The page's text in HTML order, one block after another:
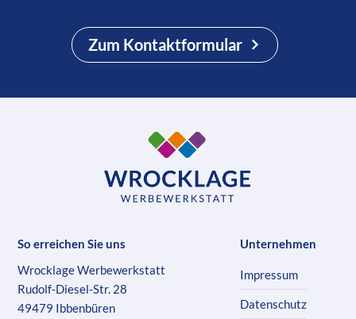
Zum Kontaktformular
So erreichen Sie uns
Wrocklage Werbewerkstatt
Rudolf-Diesel-Str. 28
49479 Ibbenbüren
Unternehmen
Impressum
Datenschutz